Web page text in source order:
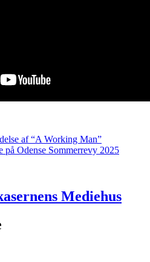
af “A Working Man”
på Odense Sommerrevy 2025
Mediehus